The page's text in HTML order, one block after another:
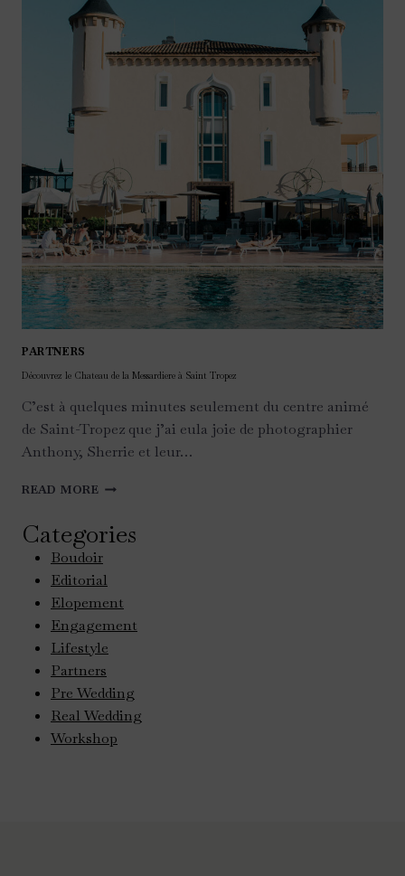
PARTNERS
Découvrez le Chateau de la Messardiere à Saint Tropez
C’est à quelques minutes seulement du centre animé
de Saint-Tropez que j’ai eula joie de photographier
Anthony, Sherrie et leur…
READ MORE DÉCOUVREZ
DE
LA
MESSARDIERE
SAINT
TROPEZ
Categories
Boudoir
Editorial
Elopement
Engagement
Lifestyle
Partners
Pre Wedding
Real Wedding
Workshop